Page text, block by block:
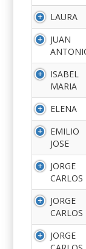
LAURA
JUAN
ISABEL
MARIA
ELENA
EMILIO
JOSE
JORGE
CARLOS
JORGE
CARLOS
JORGE